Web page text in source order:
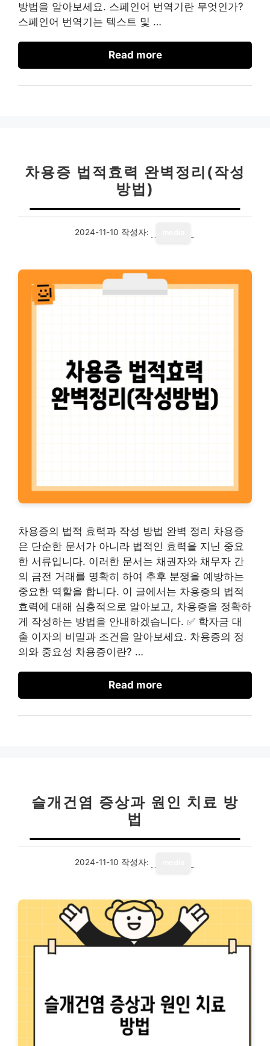
방법을 알아보세요. 스페인어 번역기란 무엇인가?
스페인어 번역기는 텍스트 및 …
Read more
차용증 법적효력 완벽정리(작성
방법)
2024-11-10 작성자:
차용증의 법적 효력과 작성 방법 완벽 정리 차용증
은 단순한 문서가 아니라 법적인 효력을 지닌 중요
한 서류입니다. 이러한 문서는 채권자와 채무자 간
의 금전 거래를 명확히 하여 추후 분쟁을 예방하는
중요한 역할을 합니다. 이 글에서는 차용증의 법적
효력에 대해 심층적으로 알아보고, 차용증을 정확하
게 작성하는 방법을 안내하겠습니다. ✅ 학자금 대
출 이자의 비밀과 조건을 알아보세요. 차용증의 정
의와 중요성 차용증이란? …
Read more
슬개건염 증상과 원인 치료 방
법
2024-11-10 작성자: